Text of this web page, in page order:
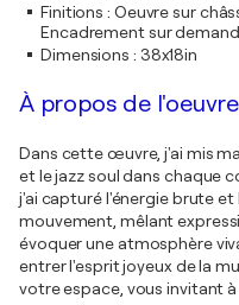
Finitions : Oeuvre sur
Encadrement sur
Dimensions : 38x18in
À propos de l'oeuvre
Dans cette œuvre, j'ai mis
et le jazz soul dans chaque
j'ai capturé l'énergie brute et
mouvement, mêlant
évoquer une atmosphère
entrer l'esprit joyeux de la
votre espace, vous invitant